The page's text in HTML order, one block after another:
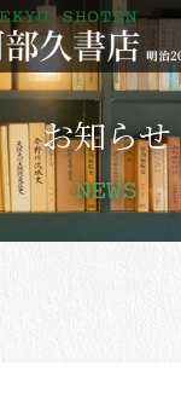
ホーム
HOME
お知らせ
NEWS